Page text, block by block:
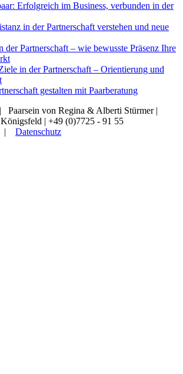
Erfolgreich im Business, verbunden in der
in der Partnerschaft verstehen und neue
der Partnerschaft – wie bewusste Präsenz Ihre
in der Partnerschaft – Orientierung und
gestalten mit Paarberatung
von Regina & Alberti Stürmer |
| +49 (0)7725 - 91 55
| Datenschutz